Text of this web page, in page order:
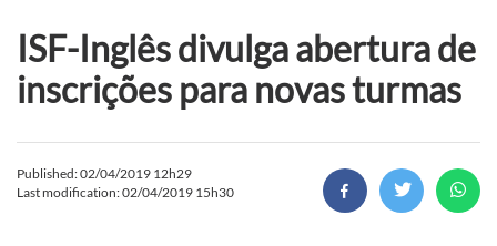
ISF-Inglês divulga abertura de
inscrições para novas turmas
Published: 02/04/2019 12h29
Last modification: 02/04/2019 15h30